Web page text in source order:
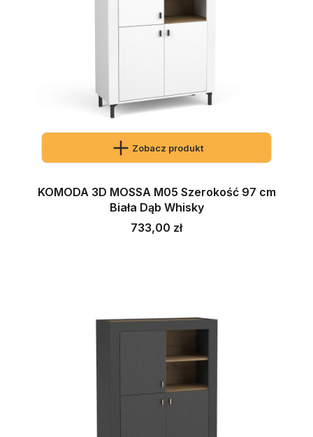
Zobacz produkt
KOMODA 3D MOSSA M05 Szerokość 97 cm
Biała Dąb Whisky
Cena
733,00 zł